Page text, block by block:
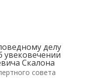
делу
Скалона
совета